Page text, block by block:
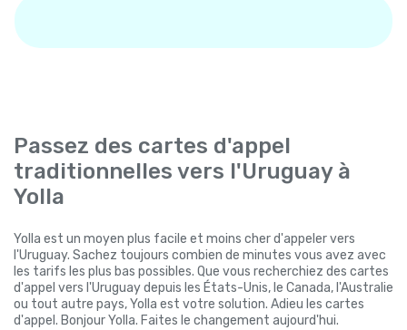
Passez des cartes d'appel
traditionnelles vers l'Uruguay à
Yolla
Yolla est un moyen plus facile et moins cher d'appeler vers
l'Uruguay. Sachez toujours combien de minutes vous avez avec
les tarifs les plus bas possibles. Que vous recherchiez des cartes
d'appel vers l'Uruguay depuis les États-Unis, le Canada, l'Australie
ou tout autre pays, Yolla est votre solution. Adieu les cartes
d'appel. Bonjour Yolla. Faites le changement aujourd'hui.